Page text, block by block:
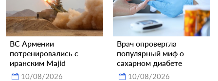
ВС Армении
потренировались с
иранским Majid
10/08/2026
Врач опровергла
популярный миф о
сахарном диабете
10/08/2026